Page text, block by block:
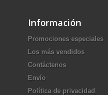
Información
Promociones especiales
Los más vendidos
Contáctenos
Envío
Política de privacidad